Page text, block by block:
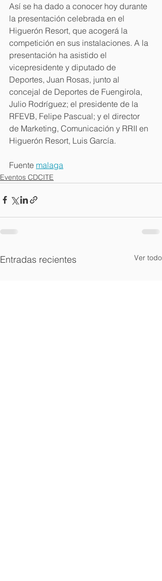
Así se ha dado a conocer hoy durante
la presentación celebrada en el
Higuerón Resort, que acogerá la
competición en sus instalaciones. A la
presentación ha asistido el
vicepresidente y diputado de
Deportes, Juan Rosas, junto al
concejal de Deportes de Fuengirola,
Julio Rodríguez; el presidente de la
RFEVB, Felipe Pascual; y el director
de Marketing, Comunicación y RRII en
Higuerón Resort, Luis García.
Fuente malaga
Eventos CDCITE
Entradas recientes Ver todo